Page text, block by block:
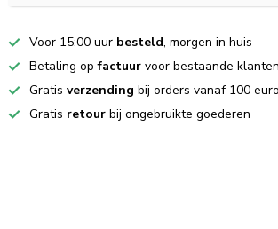
Voor 15:00 uur besteld, morgen in huis
Betaling opfactuur voor bestaande klanten
Gratisverzending bij orders vanaf 100 euro
Gratis retour bij ongebruikte goederen